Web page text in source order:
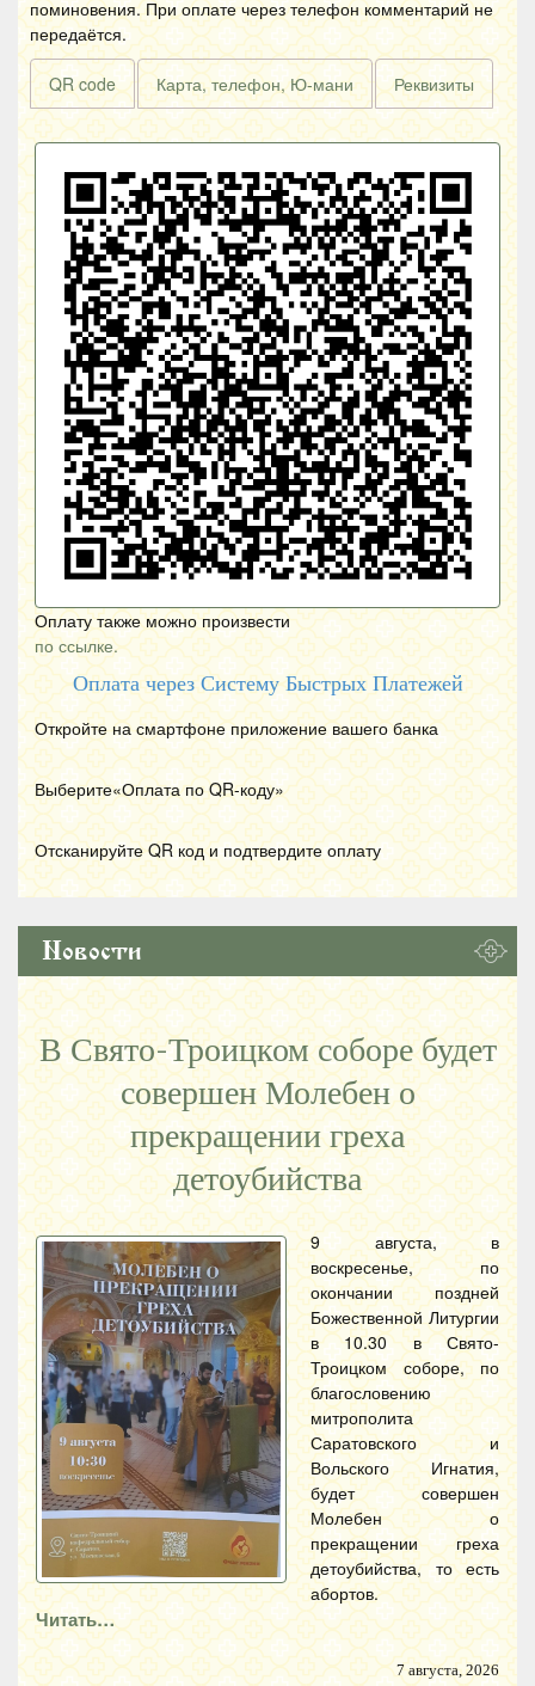
поминовения. При оплате через телефон комментарий не
передаётся.
QR code Карта, телефон, Ю-мани Реквизиты
Оплату также можно произвести
по ссылке.
Оплата через Систему Быстрых Платежей
Откройте на смартфоне приложение вашего банка
Выберите«Оплата по QR-коду»
Отсканируйте QR код и подтвердите оплату
Новости
В Свято-Троицком соборе будет
совершен Молебен о
прекращении греха
детоубийства
9 августа, в
воскресенье, по
окончании поздней
Божественной Литургии
в 10.30 в Свято-
Троицком соборе, по
благословению
митрополита
Саратовского и
Вольского Игнатия,
будет совершен
Молебен о
прекращении греха
детоубийства, то есть
абортов.
Читать…
7 августа, 2026